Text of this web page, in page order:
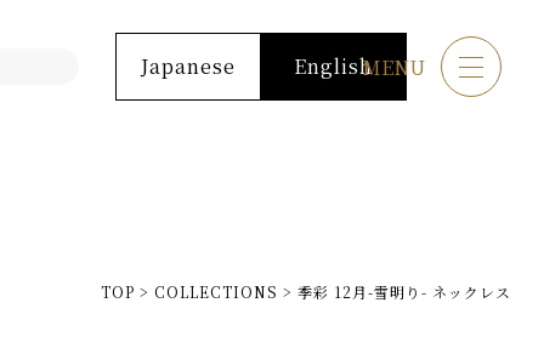
Japanese EnglishMENU
TOP > COLLECTIONS >季彩 12月-雪明り- ネックレス